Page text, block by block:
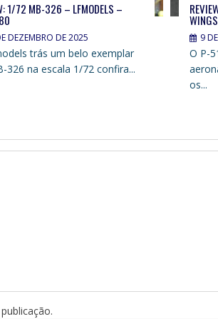
1/72 MB-326 – LFMODELS –
DEZEMBRO DE 2025
trás um belo exemplar
326 na escala 1/72 confira...
9
O P-
os...